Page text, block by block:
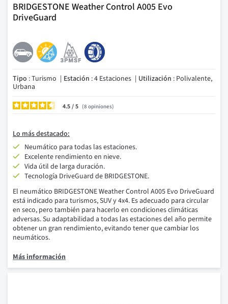
BRIDGESTONE Weather Control A005 Evo
DriveGuard
Tipo : Turismo Estación : 4 Estaciones Utilización : Polivalente,
Urbana
4.5/ 8 opiniones
Lo más destacado:
Neumático para todas las estaciones.
Excelente rendimiento en nieve.
Vida útil de larga duración.
Tecnología DriveGuard de BRIDGESTONE.
El neumático BRIDGESTONE Weather Control A005 Evo DriveGuard
está indicado para turismos, SUV y 4x4. Es adecuado para circular
en seco, pero también para hacerlo en condiciones climáticas
adversas. Su adaptabilidad a todas las estaciones del año permite
obtener un gran rendimiento, evitando tener que cambiar los
neumáticos.
Más información